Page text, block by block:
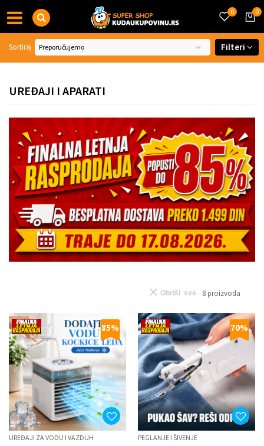
0
0
UREĐAJI I APARATI
Sortiraj Filteri
8 proizvoda
Obriši sve
85%
UREĐAJI ZA VODU I VAZDUH
70%
PEGLANJE I ŠIVENJE